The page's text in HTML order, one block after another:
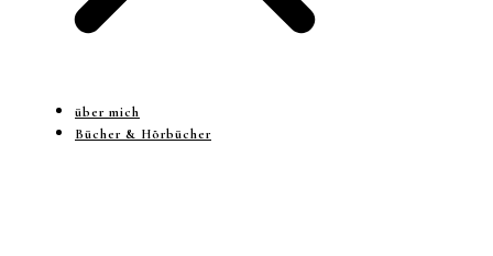
über mich
Bücher & Hörbücher